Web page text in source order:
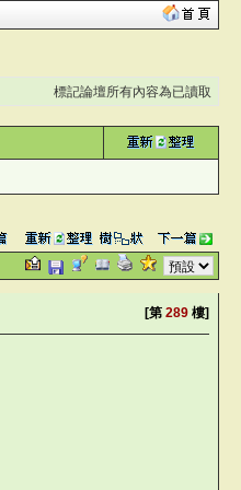
標記論壇所有內容為已讀取
[第 289樓]